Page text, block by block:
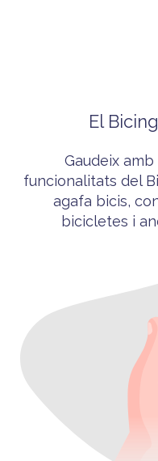
El
Gaudeix amb
funcionalitats del
agafa bicis,
bicicletes i